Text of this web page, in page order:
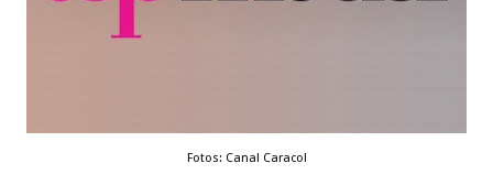
Fotos: Canal Caracol